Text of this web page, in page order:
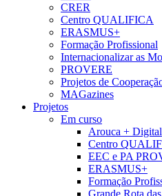
CRER
Centro QUALIFICA
ERASMUS+
Formação Profissional
Internacionalizar as
PROVERE
Projetos de
MAGazines
Projetos
Em curso
Arouca + Digital
Centro
EEC e PA
ERASMUS+
Formação
Grande Rota